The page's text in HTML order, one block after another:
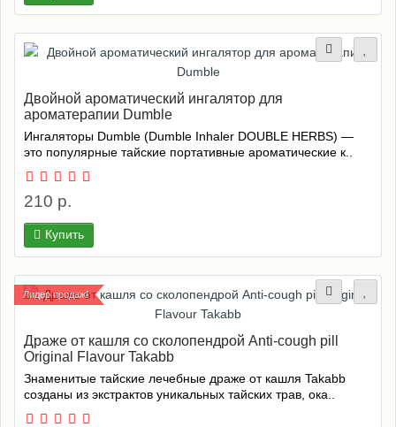
Двойной ароматический ингалятор для
ароматерапии Dumble
Ингаляторы Dumble (Dumble Inhaler DOUBLE HERBS) —
это популярные тайские портативные ароматические к..
210 р.
Купить
Лидер продаж!
Драже от кашля со сколопендрой Anti-cough pill
Original Flavour Takabb
Знаменитые тайские лечебные драже от кашля Takabb
созданы из экстрактов уникальных тайских трав, ока..